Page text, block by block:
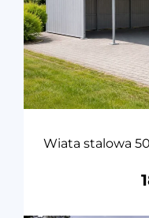
Wiata stalowa